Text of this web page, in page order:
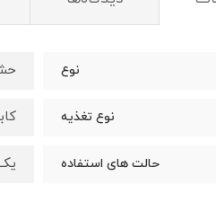
نوع
نوع تغذیه
حالت های استفاده